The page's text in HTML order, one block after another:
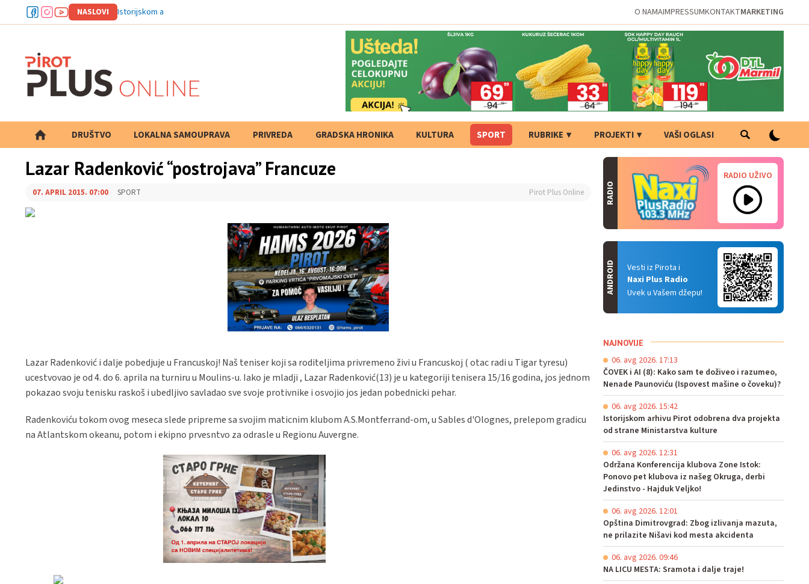
NASLOVI Istorijskom arhivu Pirot odobr O NAMAIMPRESSUMKONTAKTMARKETING
DRUŠTVO LOKALNA SAMOUPRAVA PRIVREDA GRADSKA HRONIKA KULTURA SPORT RUBRIKE PROJEKTI VAŠI OGLASI
PRETRAGA
Lazar Radenković “postrojava” Francuze
07. APRIL 2015. 07:00 SPORT Pirot Plus Online
Lazar Radenković i dalje pobedjuje u Francuskoj! Naš teniser koji sa roditeljima privremeno živi u Francuskoj ( otac radi u Tigar tyresu)
ucestvovao je od 4. do 6. aprila na turniru u Moulins-u. Iako je mladji , Lazar Radenković(13) je u kategoriji tenisera 15/16 godina, jos jednom
pokazao svoju tenisku raskoš i ubedljivo savladao sve svoje protivnike i osvojio jos jedan pobednicki pehar.
Radenkoviću tokom ovog meseca slede pripreme sa svojim maticnim klubom A.S.Montferrand-om, u Sables d'Olognes, prelepom gradicu
na Atlantskom okeanu, potom i ekipno prvesntvo za odrasle u Regionu Auvergne.
RADIO
RADIO UŽIVO
Vesti iz Pirota i
Naxi Plus Radio
Uvek u Vašem džepu!
ANDROID
NAJNOVIJE
06. avg 2026. 17:13
ČOVEK i AI (8): Kako sam te doživeo i razumeo,
Nenade Paunoviću (Ispovest mašine o čoveku)?
06. avg 2026. 15:42
Istorijskom arhivu Pirot odobrena dva projekta
od strane Ministarstva kulture
06. avg 2026. 12:31
Održana Konferencija klubova Zone Istok:
Ponovo pet klubova iz našeg Okruga, derbi
Jedinstvo - Hajduk Veljko!
06. avg 2026. 12:01
Opština Dimitrovgrad: Zbog izlivanja mazuta,
ne prilazite Nišavi kod mesta akcidenta
06. avg 2026. 09:46
NA LICU MESTA: Sramota i dalje traje!